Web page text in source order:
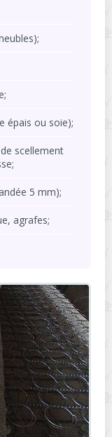
épais ou soie);
scellement
5 mm);
agrafes;